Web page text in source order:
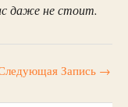
даже не стоит.
Запись →